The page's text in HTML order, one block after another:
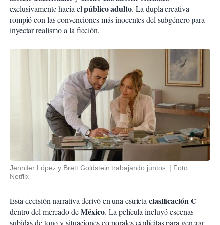
exclusivamente hacia elpúblico adulto. La dupla creativa
rompió con las convenciones más inocentes del subgénero para
inyectar realismo a la ficción.
Jennifer López y Brett Goldstein trabajando juntos.
Foto:
Netflix
Esta decisión narrativa derivó en una estrictaclasificación C
dentro del mercado deMéxico. La película incluyó escenas
subidas de tono y situaciones corporales explícitas para generar